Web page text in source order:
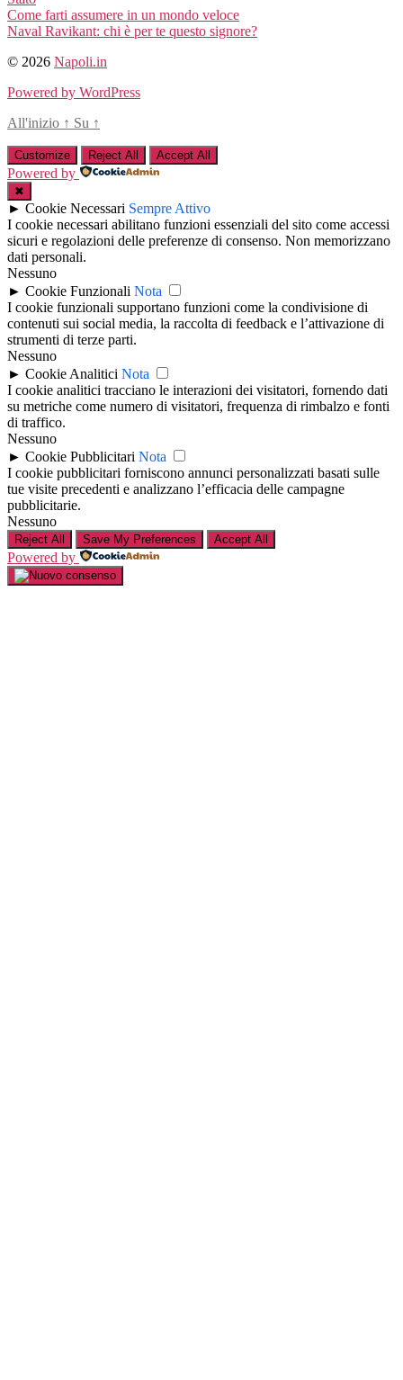
Come farti assumere in un mondo veloce
Naval Ravikant: chi è per te questo signore?
© 2026 Napoli.in
Powered by WordPress
All'inizio ↑ Su ↑
Customize Reject All Accept All
Powered by
✖
► Cookie Necessari Sempre Attivo
I cookie necessari abilitano funzioni essenziali del sito come accessi
sicuri e regolazioni delle preferenze di consenso. Non memorizzano
dati personali.
Nessuno
► Cookie Funzionali Nota
I cookie funzionali supportano funzioni come la condivisione di
contenuti sui social media, la raccolta di feedback e l’attivazione di
strumenti di terze parti.
Nessuno
► Cookie Analitici Nota
I cookie analitici tracciano le interazioni dei visitatori, fornendo dati
su metriche come numero di visitatori, frequenza di rimbalzo e fonti
di traffico.
Nessuno
► Cookie Pubblicitari Nota
I cookie pubblicitari forniscono annunci personalizzati basati sulle
tue visite precedenti e analizzano l’efficacia delle campagne
pubblicitarie.
Nessuno
Reject All Save My Preferences Accept All
Powered by